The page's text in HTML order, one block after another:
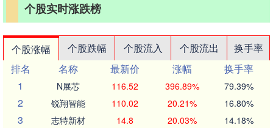
个股实时涨跌榜
个股涨幅 个股跌幅 个股流入 个股流出
换手率
排名
名称 最新价 涨幅
换手率
1
N展芯 116.52 396.89% 79.39%
2 锐翔智能 110.02 20.21% 16.80%
3 志特新材 14.8 20.03% 14.18%